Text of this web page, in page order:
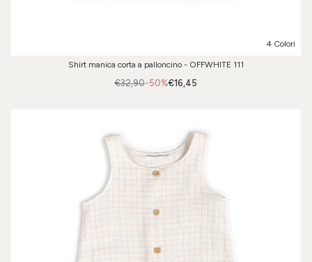
4 Colori
Shirt manica corta a palloncino - OFFWHITE 111
-50%
€32,90 €16,45